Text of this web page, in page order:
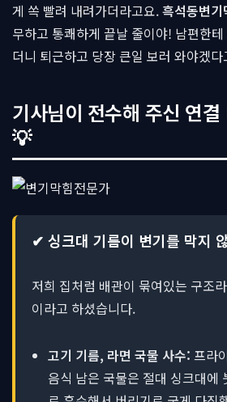
게 쏙 빨려 내려가더라고요.흑석동변기
무하고 통쾌하게 끝날 줄이야! 남편한
더니 퇴근하고 당장 큰일 보러 와야겠
기사님이 전수해 주신 연결
💡
✔ 싱크대 기름이 변기를 막지
저희 집처럼 배관이 묶여있는 구조
이라고 하셨습니다.
고기 기름, 라면 국물 사수: 프라
음식 남은 국물은 절대 싱크대에